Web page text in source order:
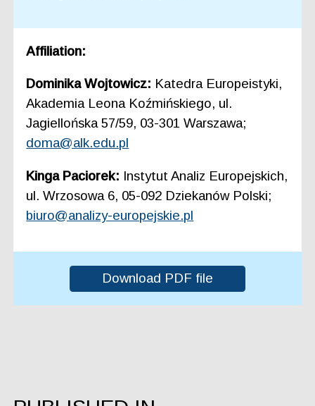
Affiliation:
Dominika Wojtowicz: Katedra Europeistyki,
Akademia Leona Koźmińskiego, ul.
Jagiellońska 57/59, 03-301 Warszawa;
doma@alk.edu.pl
Kinga Paciorek: Instytut Analiz Europejskich,
ul. Wrzosowa 6, 05-092 Dziekanów Polski;
biuro@analizy-europejskie.pl
Download PDF file